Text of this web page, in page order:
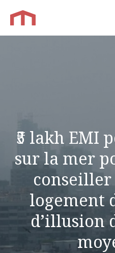
contenu
₹5 lakh EMI
sur la mer
logement
d’illusion